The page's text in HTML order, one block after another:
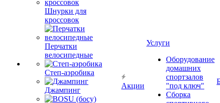
Шнурки для
кроссовок
Перчатки
велосипедные
Степ-аэробика
Джампинг
Акции
Услуги
Оборудование
домашних
спортзалов
"под ключ"
Сборка